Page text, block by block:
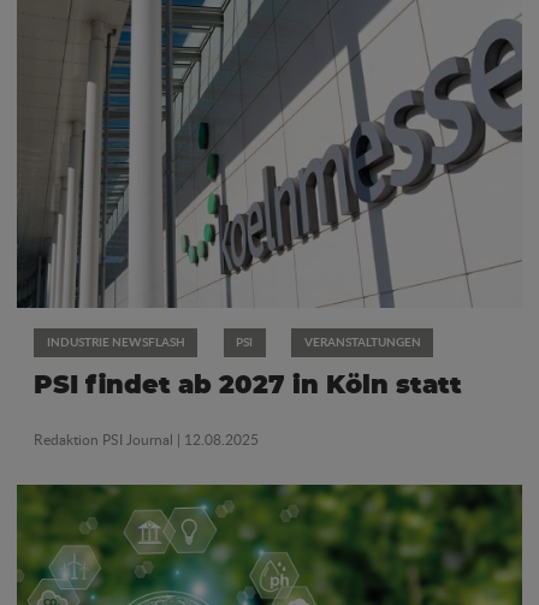
INDUSTRIE NEWSFLASH PSI VERANSTALTUNGEN
PSI findet ab 2027 in Köln statt
Redaktion PSI Journal | 12.08.2025